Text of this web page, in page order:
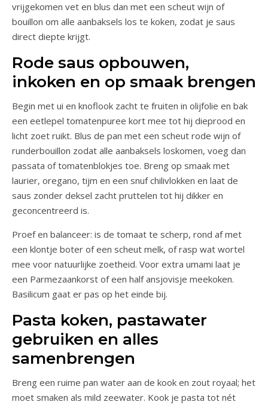
vrijgekomen vet en blus dan met een scheut wijn of
bouillon om alle aanbaksels los te koken, zodat je saus
direct diepte krijgt.
Rode saus opbouwen,
inkoken en op smaak brengen
Begin met ui en knoflook zacht te fruiten in olijfolie en bak
een eetlepel tomatenpuree kort mee tot hij dieprood en
licht zoet ruikt. Blus de pan met een scheut rode wijn of
runderbouillon zodat alle aanbaksels loskomen, voeg dan
passata of tomatenblokjes toe. Breng op smaak met
laurier, oregano, tijm en een snuf chilivlokken en laat de
saus zonder deksel zacht pruttelen tot hij dikker en
geconcentreerd is.
Proef en balanceer: is de tomaat te scherp, rond af met
een klontje boter of een scheut melk, of rasp wat wortel
mee voor natuurlijke zoetheid. Voor extra umami laat je
een Parmezaankorst of een half ansjovisje meekoken.
Basilicum gaat er pas op het einde bij.
Pasta koken, pastawater
gebruiken en alles
samenbrengen
Breng een ruime pan water aan de kook en zout royaal; het
moet smaken als mild zeewater. Kook je pasta tot nét